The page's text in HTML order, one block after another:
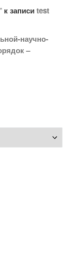
к записиtest
научно-
–